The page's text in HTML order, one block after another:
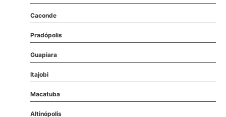
Caconde
Pradópolis
Guapiara
Itajobi
Macatuba
Altinópolis